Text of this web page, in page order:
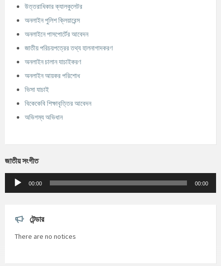
উত্তরাধিকার ক্যালকুলেটর
অনলাইন পুলিশ ক্লিয়ারেন্স
অনলাইনে পাসপোর্টের আবেদন
জাতীয় পরিচয়পত্রের তথ্য হালনাগাদকরণ
অনলাইন চালান যাচাইকরণ
অনলাইন আয়কর পরিশোধ
ভিসা যাচাই
বিকেকেবি শিক্ষাবৃত্তির আবেদন
অভিগম্য অভিধান
জাতীয় সংগীত
Audio
Player
00:00 00:00
টেন্ডার
There are no notices